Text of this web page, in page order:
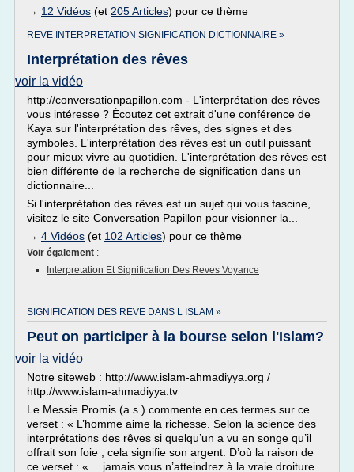
→ 12 Vidéos (et 205 Articles) pour ce thème
REVE INTERPRETATION SIGNIFICATION DICTIONNAIRE »
Interprétation des rêves
voir la vidéo
http://conversationpapillon.com - L'interprétation des rêves
vous intéresse ? Écoutez cet extrait d'une conférence de
Kaya sur l'interprétation des rêves, des signes et des
symboles. L'interprétation des rêves est un outil puissant
pour mieux vivre au quotidien. L'interprétation des rêves est
bien différente de la recherche de signification dans un
dictionnaire...
Si l'interprétation des rêves est un sujet qui vous fascine,
visitez le site Conversation Papillon pour visionner la...
→ 4 Vidéos (et 102 Articles) pour ce thème
Voir également :
Interpretation Et Signification Des Reves Voyance
SIGNIFICATION DES REVE DANS L ISLAM »
Peut on participer à la bourse selon l'Islam?
voir la vidéo
Notre siteweb : http://www.islam-ahmadiyya.org /
http://www.islam-ahmadiyya.tv
Le Messie Promis (a.s.) commente en ces termes sur ce
verset : « L’homme aime la richesse. Selon la science des
interprétations des rêves si quelqu’un a vu en songe qu’il
offrait son foie , cela signifie son argent. D’où la raison de
ce verset : « …jamais vous n’atteindrez à la vraie droiture